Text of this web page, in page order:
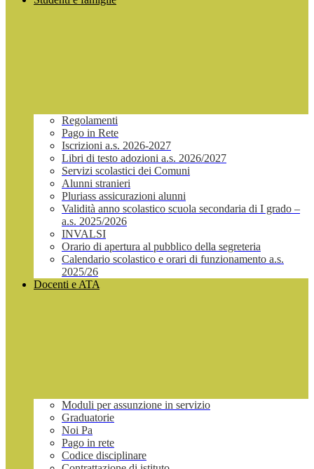
Regolamenti
Pago in Rete
Iscrizioni a.s. 2026-2027
Libri di testo adozioni a.s. 2026/2027
Servizi scolastici dei Comuni
Alunni stranieri
Pluriass assicurazioni alunni
Validità anno scolastico scuola secondaria di I grado –
a.s. 2025/2026
INVALSI
Orario di apertura al pubblico della segreteria
Calendario scolastico e orari di funzionamento a.s.
2025/26
Docenti e ATA
Moduli per assunzione in servizio
Graduatorie
Noi Pa
Pago in rete
Codice disciplinare